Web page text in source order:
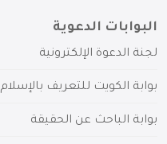
البوابات الدعوية
لجنة الدعوة الإلكترونية
بوابة الكويت للتعريف بالإسلام
بوابة الباحث عن الحقيقة